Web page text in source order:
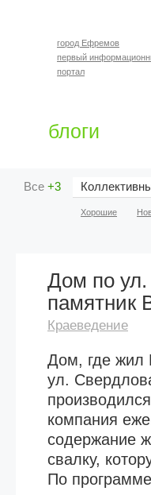
город Ефремов
первый
портал
блоги
Все +3
Хорошие
Дом по ул.
памятник
Краеведение
Дом, где жил
ул.
компания
содержание
свалку,
По